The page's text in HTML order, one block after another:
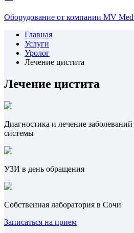
Оборудование от компании MV
Главная
Услуги
Уролог
Лечение цистита
Лечение цистита
Диагностика и лечение
системы
УЗИ в день обращения
Собственная лаборатория в Сочи
Записаться на прием